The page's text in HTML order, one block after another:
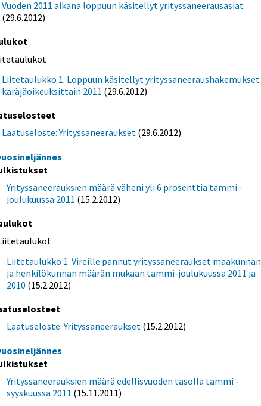
Vuoden 2011 aikana loppuun käsitellyt yrityssaneerausasiat
(29.6.2012)
Liitetaulukko 1. Loppuun käsitellyt yrityssaneeraushakemukset
käräjäoikeuksittain 2011 (29.6.2012)
Laatuseloste: Yrityssaneeraukset (29.6.2012)
Yrityssaneerauksien määrä väheni yli 6 prosenttia tammi -
joulukuussa 2011 (15.2.2012)
Liitetaulukko 1. Vireille pannut yrityssaneeraukset maakunnan
ja henkilökunnan määrän mukaan tammi-joulukuussa 2011 ja
2010 (15.2.2012)
Laatuseloste: Yrityssaneeraukset (15.2.2012)
Yrityssaneerauksien määrä edellisvuoden tasolla tammi -
syyskuussa 2011 (15.11.2011)